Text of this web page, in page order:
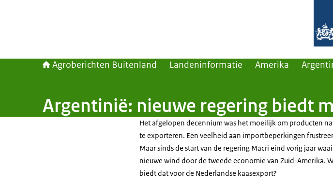
Agroberichten Buitenland Landeninformatie Amerika
Argentinië: nieuwe regering biedt
Het afgelopen decennium was het moeilijk om producten
te exporteren. Een veelheid aan importbeperkingen
Maar sinds de start van de regering Macri eind vorig jaar
nieuwe wind door de tweede economie van Zuid-Amerika.
biedt dat voor de Nederlandse kaasexport?